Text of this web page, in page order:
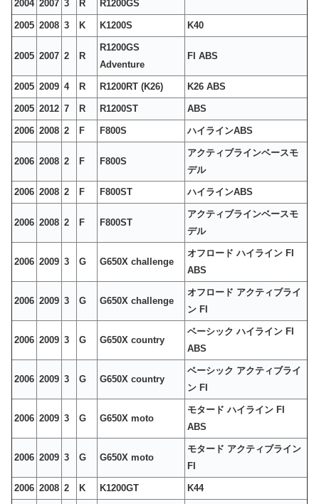
2004 2007 3 R R1200GS
2005 2008 3 K K1200S K40
2005 2007 2 R
R1200GS
Adventure
FI ABS
2005 2009 4 R R1200RT (K26) K26 ABS
2005 2012 7 R R1200ST ABS
2006 2008 2 F F800S ハイラインABS
2006 2008 2 F F800S
アクティブラインベースモ
デル
2006 2008 2 F F800ST ハイラインABS
2006 2008 2 F F800ST
アクティブラインベースモ
デル
2006 2009 3 G G650X challenge
オフロード ハイライン FI
ABS
2006 2009 3 G G650X challenge
オフロード アクティブライ
ン FI
2006 2009 3 G G650X country
ベーシック ハイライン FI
ABS
2006 2009 3 G G650X country
ベーシック アクティブライ
ン FI
2006 2009 3 G G650X moto
モタード ハイライン FI
ABS
2006 2009 3 G G650X moto
モタード アクティブライン
FI
2006 2008 2 K K1200GT K44